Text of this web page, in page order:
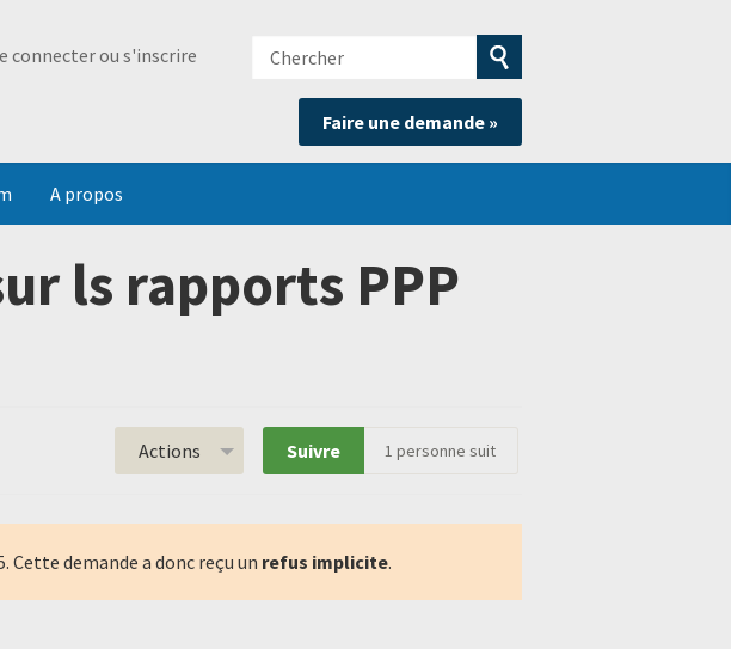
connecter ou s'inscrire
Chercher
Soumettre
la
recherche
Faire une demande »
A propos
ls rapports PPP
Actions Suivre 1 personne suit
. Cette demande a donc reçu un refus implicite.